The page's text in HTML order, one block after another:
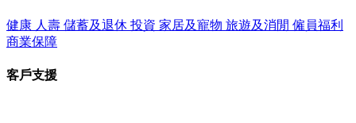
健康 人壽 儲蓄及退休 投資 家居及寵物 旅遊及消閒 僱員福利
商業保障
客戶支援